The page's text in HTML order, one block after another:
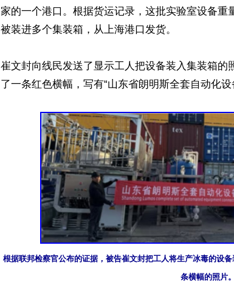
家的一个港口。根据货运记录，这批实验室设备重
被装进多个集装箱，从上海港口发货。
崔文封向线民发送了显示工人把设备装入集装箱
了一条红色横幅，写有“山东省朗明斯全套自动化
根据联邦检察官公布的证据，被告崔文封把工人将生产冰毒的设
条横幅的照片。